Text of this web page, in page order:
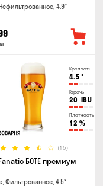
4.9°
Крепость
4.5 °
Горечь
20 IBU
Плотность
12 %
(15)
БОТЕ премиум
Фильтрованное, 4.5°